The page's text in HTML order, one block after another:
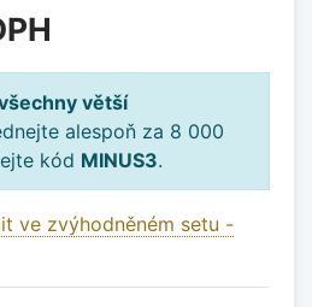
větší
alespoň za 8 000
kód MINUS3.
ve zvýhodněném setu -